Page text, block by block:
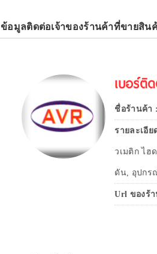
ข้อมูลติดต่อเจ้าของร้านค้าที่ขายสิน
เบอร์ติ
ชื่อร้านค้า :
รายละเอี
วเมติก ไฮ
ดัน, อุปกร
Url ของร้